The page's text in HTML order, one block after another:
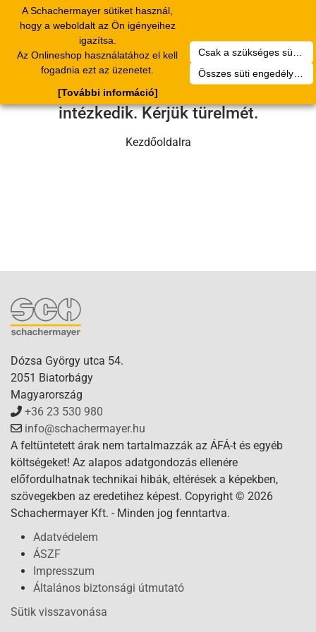
A Schachermayer sütiket használ,
hogy a weboldalt az Ön igényeihez
igazítsa.
Az Onlineshop használatához el kell
fogadnia ezt az üzenetet.
Összes süti engedélyezése
[További információ]
navigation
Sajnos technikai hiba történt.
Szervizcsapatunk hamarosan
intézkedik. Kérjük türelmét.
Kezdőoldalra
Dózsa György utca 54.
2051 Biatorbágy
Magyarország
+36 23 530 980
info@schachermayer.hu
A feltüntetett árak nem tartalmazzák az ÁFÁ-t és egyéb
költségeket! Az alapos adatgondozás ellenére
előfordulhatnak technikai hibák, eltérések a képekben,
szövegekben az eredetihez képest. Copyright © 2026
Schachermayer Kft. - Minden jog fenntartva.
Adatvédelem
ÁSZF
Impresszum
Általános biztonsági útmutató
Sütik visszavonása